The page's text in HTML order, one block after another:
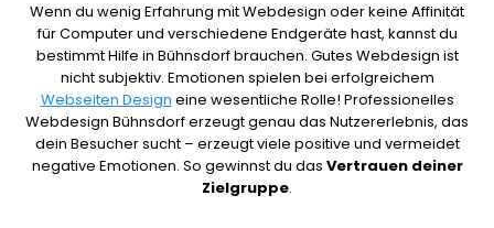
Wenn du wenig Erfahrung mit Webdesign oder keine Affinität
für Computer und verschiedene Endgeräte hast, kannst du
bestimmt Hilfe in Bühnsdorf brauchen. Gutes Webdesign ist
nicht subjektiv. Emotionen spielen bei erfolgreichem
Webseiten Design eine wesentliche Rolle! Professionelles
Webdesign Bühnsdorf erzeugt genau das Nutzererlebnis, das
dein Besucher sucht – erzeugt viele positive und vermeidet
negative Emotionen. So gewinnst du das Vertrauen deiner
Zielgruppe.